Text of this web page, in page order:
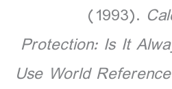
(1993).
Protection: Is It
Use World